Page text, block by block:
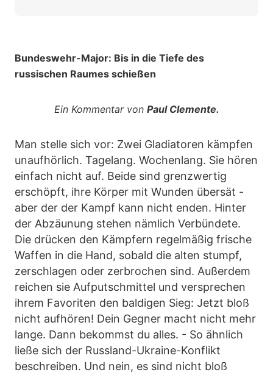
Bundeswehr-Major: Bis in die Tiefe des
russischen Raumes schießen
Ein Kommentar von Paul Clemente.
Man stelle sich vor: Zwei Gladiatoren kämpfen
unaufhörlich. Tagelang. Wochenlang. Sie hören
einfach nicht auf. Beide sind grenzwertig
erschöpft, ihre Körper mit Wunden übersät -
aber der der Kampf kann nicht enden. Hinter
der Abzäunung stehen nämlich Verbündete.
Die drücken den Kämpfern regelmäßig frische
Waffen in die Hand, sobald die alten stumpf,
zerschlagen oder zerbrochen sind. Außerdem
reichen sie Aufputschmittel und versprechen
ihrem Favoriten den baldigen Sieg: Jetzt bloß
nicht aufhören! Dein Gegner macht nicht mehr
lange. Dann bekommst du alles. - So ähnlich
ließe sich der Russland-Ukraine-Konflikt
beschreiben. Und nein, es sind nicht bloß